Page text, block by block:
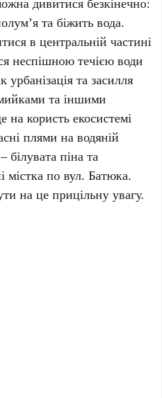
та біжить вода.
в центральній частині
неспішною течією води
та засилля
та іншими
на користь екосистемі
плями на водяній
білувата піна та
містка по вул. Батюка.
на це прицільну увагу.